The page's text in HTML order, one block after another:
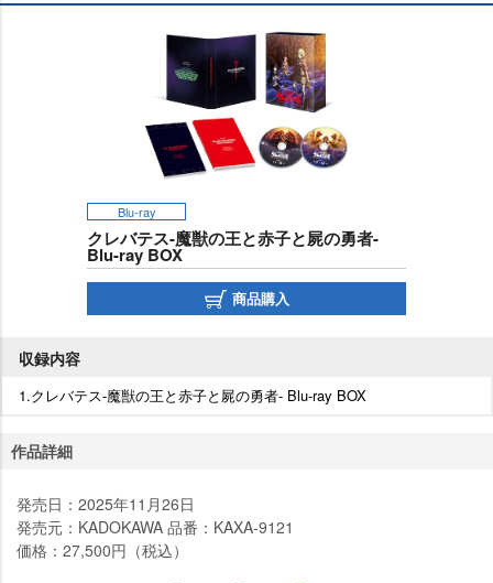
t
Blu-ray
クレバテス-魔獣の王と赤子と屍の勇者-
Blu-ray BOX
商品購入
収録内容
1.クレバテス-魔獣の王と赤子と屍の勇者- Blu-ray BOX
作品詳細
発売日：2025年11月26日
発売元：KADOKAWA 品番：KAXA-9121
価格：27,500円（税込）